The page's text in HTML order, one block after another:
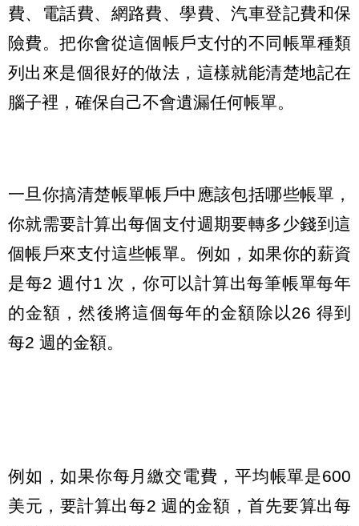
費、電話費、網路費、學費、汽車登記費和保
險費。把你會從這個帳戶支付的不同帳單種類
列出來是個很好的做法，這樣就能清楚地記在
腦子裡，確保自己不會遺漏任何帳單。
一旦你搞清楚帳單帳戶中應該包括哪些帳單，
你就需要計算出每個支付週期要轉多少錢到這
個帳戶來支付這些帳單。例如，如果你的薪資
是每2 週付1 次，你可以計算出每筆帳單每年
的金額，然後將這個每年的金額除以26 得到
每2 週的金額。
例如，如果你每月繳交電費，平均帳單是600
美元，要計算出每2 週的金額，首先要算出每